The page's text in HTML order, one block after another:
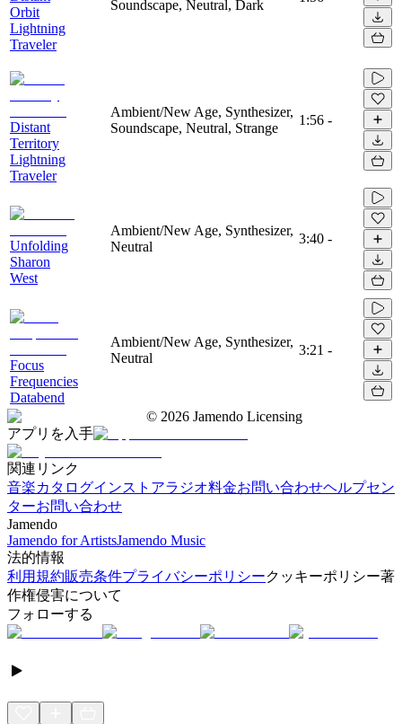
Orbit
Lightning
Traveler
Soundscape, Neutral, Dark
Distant
Territory
Lightning
Traveler
Ambient/New Age, Synthesizer,
Soundscape, Neutral, Strange
1:56 -
Unfolding
Sharon
West
Ambient/New Age, Synthesizer,
Neutral
3:40 -
Focus
Frequencies
Databend
Ambient/New Age, Synthesizer,
Neutral
3:21 -
© 2026 Jamendo Licensing
アプリを入手
関連リンク
音楽カタログインストアラジオ料金お問い合わせヘルプセン
ターお問い合わせ
Jamendo
Jamendo for ArtistsJamendo Music
法的情報
利用規約販売条件プライバシーポリシークッキーポリシー著
作権侵害について
フォローする